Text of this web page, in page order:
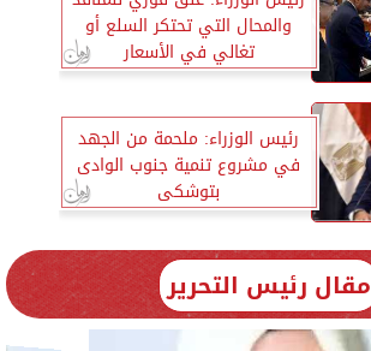
والمحال التي تحتكر السلع أو
تغالي في الأسعار
رئيس الوزراء: ملحمة من الجهد
في مشروع تنمية جنوب الوادى
بتوشكى
مقال رئيس التحرير